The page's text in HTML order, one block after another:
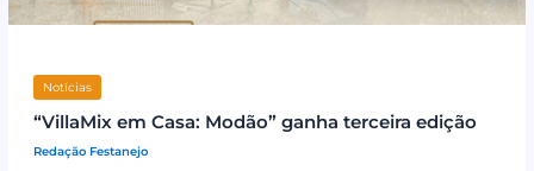
Notícias
“VillaMix em Casa: Modão” ganha terceira edição
Redação Festanejo